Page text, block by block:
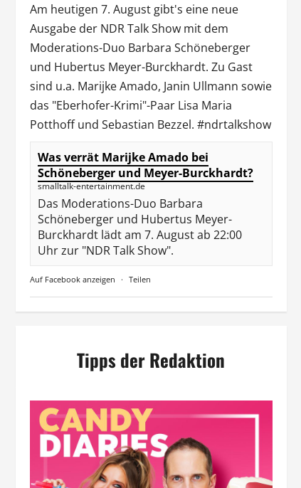
Am heutigen 7. August gibt's eine neue
Ausgabe der NDR Talk Showmit dem
Moderations-Duo Barbara Schöneberger
und Hubertus Meyer-Burckhardt. Zu Gast
sind u.a. Marijke Amado, Janin Ullmann sowie
das "Eberhofer-Krimi"-Paar Lisa Maria
Potthoff und Sebastian Bezzel. #ndrtalkshow
Was verrät Marijke Amado bei
Schöneberger und Meyer-Burckhardt?
smalltalk-entertainment.de
Das Moderations-Duo Barbara
Schöneberger und Hubertus Meyer-
Burckhardt lädt am 7. August ab 22:00
Uhr zur "NDR Talk Show".
Auf Facebook anzeigen · Teilen
Tipps der Redaktion